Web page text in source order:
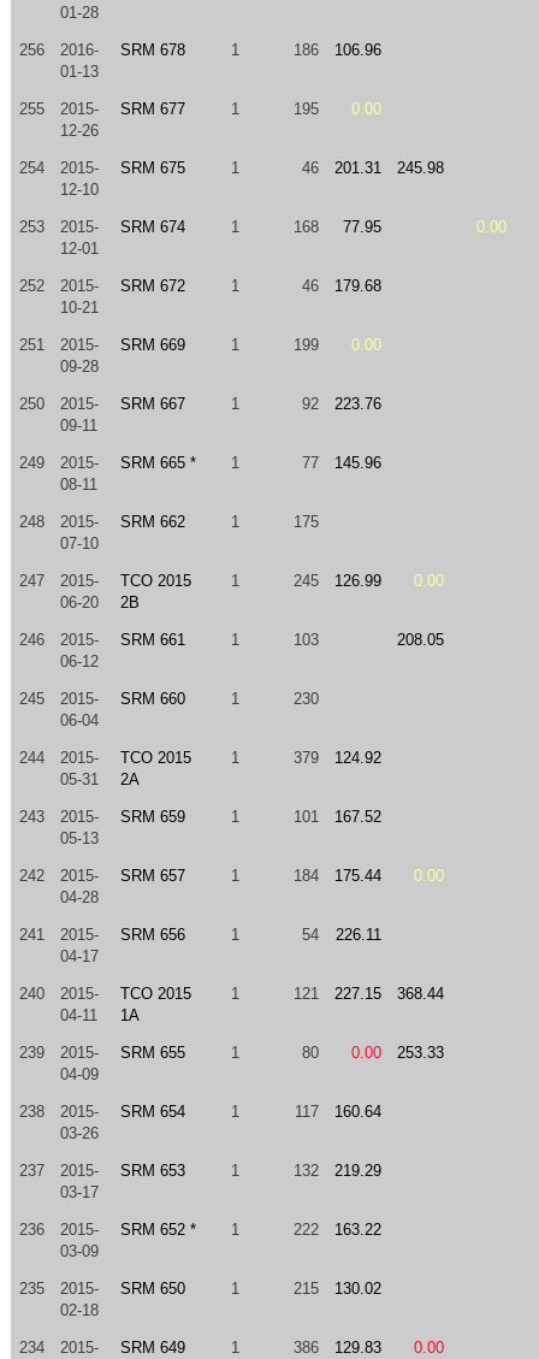
01-28
256
2016-
01-13
SRM 678 1 186 106.96
255
2015-
12-26
SRM 677 1 195 0.00
254
2015-
12-10
SRM 675 1 46 201.31 245.98
253
2015-
12-01
SRM 674 1 168 77.95 0.00
252
2015-
10-21
SRM 672 1 46 179.68
251
2015-
09-28
SRM 669 1 199 0.00
250
2015-
09-11
SRM 667 1 92 223.76
249
2015-
08-11
SRM 665 * 1 77 145.96
248
2015-
07-10
SRM 662 1 175
247
2015-
06-20
TCO 2015
2B
1 245 126.99 0.00
246
2015-
06-12
SRM 661 1 103 208.05
245
2015-
06-04
SRM 660 1 230
244
2015-
05-31
TCO 2015
2A
1 379 124.92
243
2015-
05-13
SRM 659 1 101 167.52
242
2015-
04-28
SRM 657 1 184 175.44 0.00
241
2015-
04-17
SRM 656 1 54 226.11
240
2015-
04-11
TCO 2015
1A
1 121 227.15 368.44
239
2015-
04-09
SRM 655 1 80 0.00 253.33
238
2015-
03-26
SRM 654 1 117 160.64
237
2015-
03-17
SRM 653 1 132 219.29
236
2015-
03-09
SRM 652 * 1 222 163.22
235
2015-
02-18
SRM 650 1 215 130.02
234
2015-
SRM 649 1 386 129.83 0.00